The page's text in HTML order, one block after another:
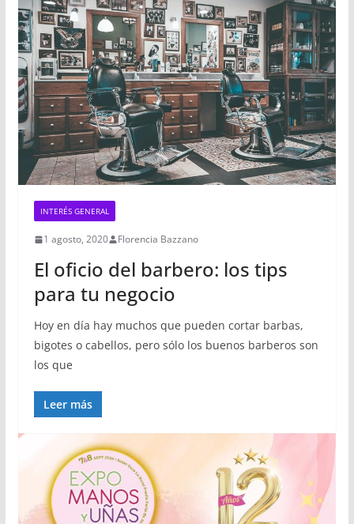
INTERÉS GENERAL
1 agosto, 2020 Florencia Bazzano
El oficio del barbero: los tips
para tu negocio
Hoy en día hay muchos que pueden cortar barbas,
bigotes o cabellos, pero sólo los buenos barberos son
los que
Leer más